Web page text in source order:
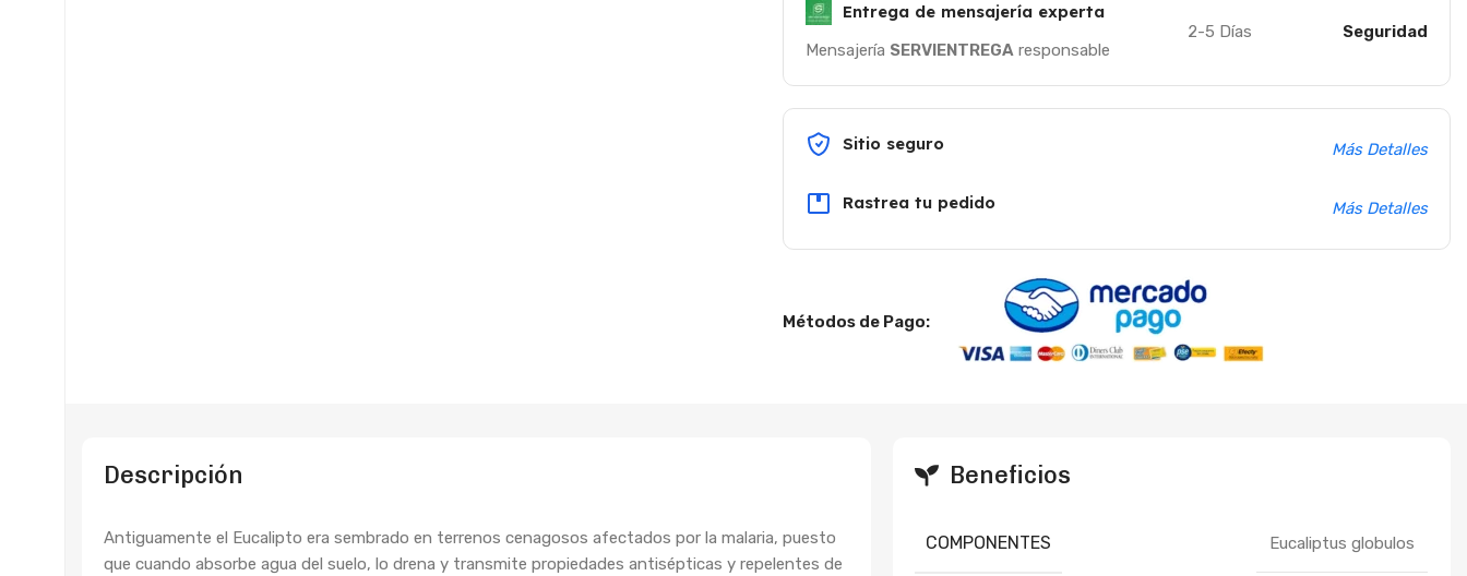
Entrega de mensajería experta
Mensajería SERVIENTREGAresponsable
2-5 Días Seguridad
Sitio seguro Más Detalles
Rastrea tu pedido Más Detalles
Métodos de Pago:
Descripción
Antiguamente el Eucalipto era sembrado en terrenos cenagosos afectados por la malaria, puesto
que cuando absorbe agua del suelo, lo drena y transmite propiedades antisépticas y repelentes de
Beneficios
COMPONENTES Eucaliptus globulos